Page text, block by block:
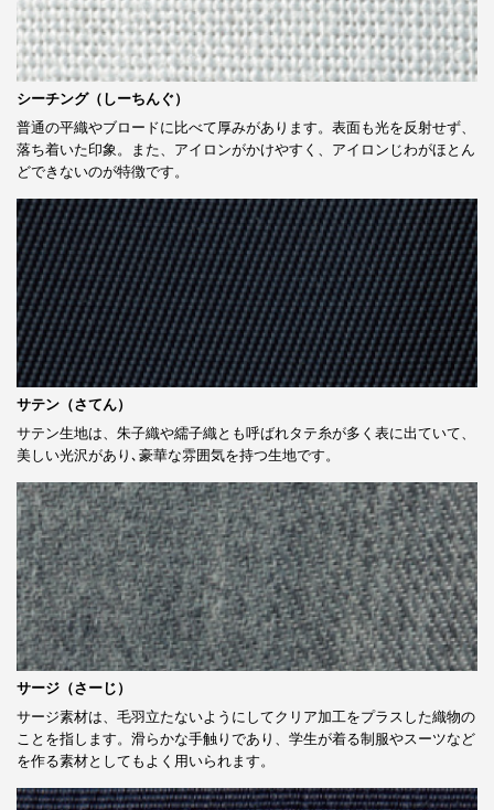
シーチング（しーちんぐ）
普通の平織やブロードに比べて厚みがあります。表面も光を反射せず、
落ち着いた印象。また、アイロンがかけやすく、アイロンじわがほとん
どできないのが特徴です。
サテン（さてん）
サテン生地は、朱子織や繻子織とも呼ばれタテ糸が多く表に出ていて、
美しい光沢があり､豪華な雰囲気を持つ生地です。
サージ（さーじ）
サージ素材は、毛羽立たないようにしてクリア加工をプラスした織物の
ことを指します。滑らかな手触りであり、学生が着る制服やスーツなど
を作る素材としてもよく用いられます。